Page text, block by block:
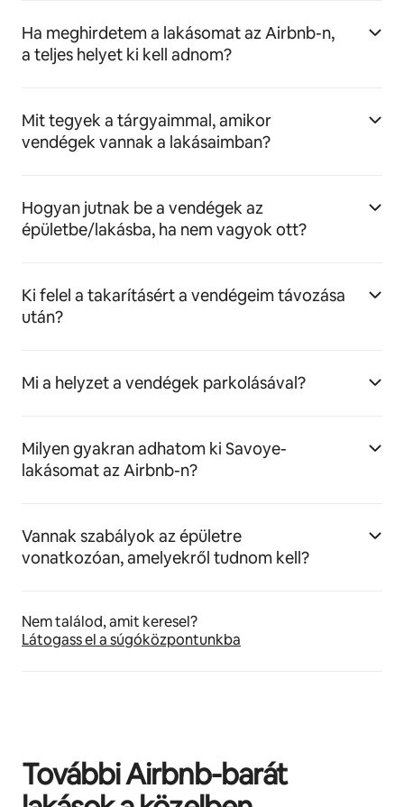
Ha meghirdetem a lakásomat az Airbnb-n,
a teljes helyet ki kell adnom?
Mit tegyek a tárgyaimmal, amikor
vendégek vannak a lakásaimban?
Hogyan jutnak be a vendégek az
épületbe/lakásba, ha nem vagyok ott?
Ki felel a takarításért a vendégeim távozása
után?
Mi a helyzet a vendégek parkolásával?
Milyen gyakran adhatom ki Savoye-
lakásomat az Airbnb-n?
Vannak szabályok az épületre
vonatkozóan, amelyekről tudnom kell?
Nem találod, amit keresel?
Látogass el a súgóközpontunkba
További Airbnb-barát